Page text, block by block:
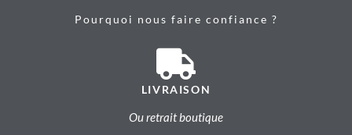
Pourquoi nous faire confiance ?
LIVRAISON
Ou retrait boutique